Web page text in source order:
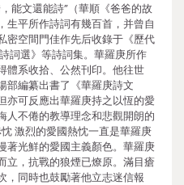
能文還能詩”（華順《爸爸的故
生平所作詩詞有幾百首，并曾自
密空間門佳作先后收錄于《歷代
詞選》等詩詞集。華羅庚所作
體系收拾、公然刊印。他往世
部編纂出書了《華羅庚詩文
亦可反應出華羅庚持之以恆的愛
人不倦的教導理念和悲觀開朗的
激烈的愛國熱忱一直是華羅庚
著光鮮的愛國主義顏色。華羅庚
立，抗戰的狼煙已燎原。滿目瘡
，同時也鼓勵著他立志迷信報